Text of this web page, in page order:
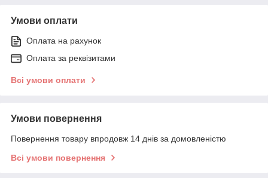
Умови оплати
Оплата на рахунок
Оплата за реквізитами
Всі умови оплати
Умови повернення
Повернення товару впродовж 14 днів за домовленістю
Всі умови повернення